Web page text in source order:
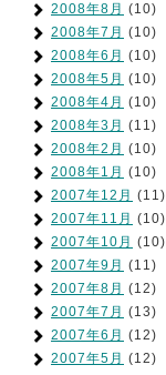
2008年8月 (10)
2008年7月 (10)
2008年6月 (10)
2008年5月 (10)
2008年4月 (10)
2008年3月 (11)
2008年2月 (10)
2008年1月 (10)
2007年12月 (11)
2007年11月 (10)
2007年10月 (10)
2007年9月 (11)
2007年8月 (12)
2007年7月 (13)
2007年6月 (12)
2007年5月 (12)